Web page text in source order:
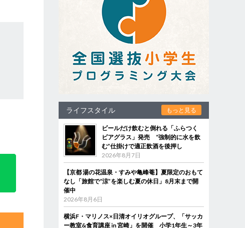
ライフスタイル もっと見る
ビールだけ飲むと倒れる「ふらつく
ビアグラス」発売 “強制的に水を飲
む”仕掛けで適正飲酒を後押し
2026年8月7日
【京都 湯の花温泉・すみや亀峰菴】夏限定のおもて
なし「旅館で“涼”を楽しむ夏の休日」8月末まで開
催中
2026年8月6日
横浜F・マリノス×日清オイリオグループ、「サッカ
ー教室&食育講座 in 宮崎」を開催 小学1年生～3年